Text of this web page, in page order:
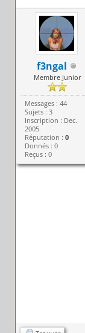
f3ngal
Membre Junior
Messages : 44
Sujets : 3
Inscription : Dec.
2005
Réputation :0
Donnés : 0
Reçus : 0